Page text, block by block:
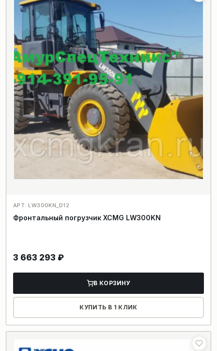
АРТ: LW300KN_D12
Фронтальный погрузчик XCMG LW300KN
3 663 293 ₽
В КОРЗИНУ
КУПИТЬ В 1 КЛИК